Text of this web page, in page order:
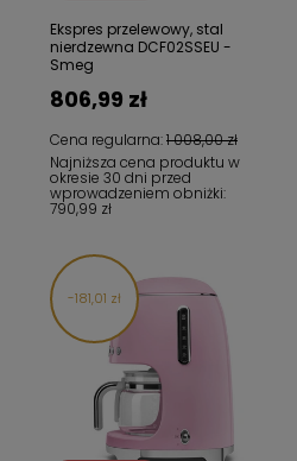
Ekspres przelewowy, stal
nierdzewna DCF02SSEU -
Smeg
Cena regularna:1 008,00 zł
806,99 zł
Najniższa cena produktu w
okresie 30 dni przed
wprowadzeniem obniżki:
790,99 zł
181,01 zł